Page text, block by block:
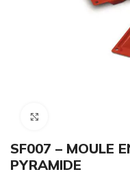
SF007 – MOULE
PYRAMIDE